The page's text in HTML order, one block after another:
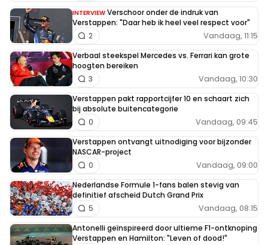
INTERVIEW Verschoor onder de indruk van
Verstappen: "Daar heb ik heel veel respect voor"
Vandaag, 11:15
2
Verbaal steekspel Mercedes vs. Ferrari kan grote
hoogten bereiken
Vandaag, 10:30
3
Verstappen pakt rapportcijfer 10 en schaart zich
bij absolute buitencategorie
Vandaag, 09:45
0
Verstappen ontvangt uitnodiging voor bijzonder
NASCAR-project
Vandaag, 09:00
0
Nederlandse Formule 1-fans balen stevig van
definitief afscheid Dutch Grand Prix
Vandaag, 08:15
5
Antonelli geïnspireerd door ultieme F1-ontknoping
Verstappen en Hamilton: "Leven of dood!"